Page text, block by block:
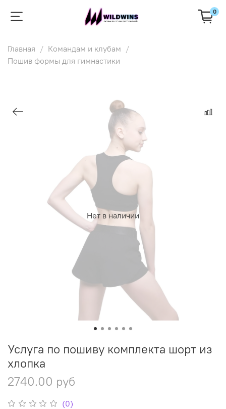
0
Главная
Командам и клубам
Пошив формы для гимнастики
Нет в наличии
(0)
Услуга по пошиву комплекта шорт из
хлопка
2740.00 руб